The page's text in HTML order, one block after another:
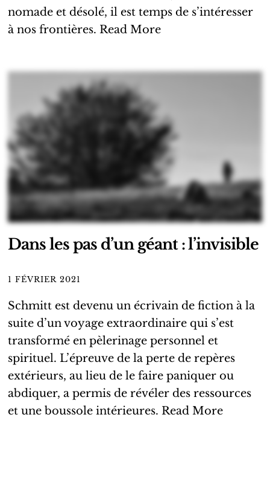
nomade et désolé, il est temps de s’intéresser
à nos frontières.Read More
Dans les pas d’un géant : l’invisible
1 FÉVRIER 2021
Schmitt est devenu un écrivain de fiction à la
suite d’un voyage extraordinaire qui s’est
transformé en pèlerinage personnel et
spirituel. L’épreuve de la perte de repères
extérieurs, au lieu de le faire paniquer ou
abdiquer, a permis de révéler des ressources
et une boussole intérieures.Read More